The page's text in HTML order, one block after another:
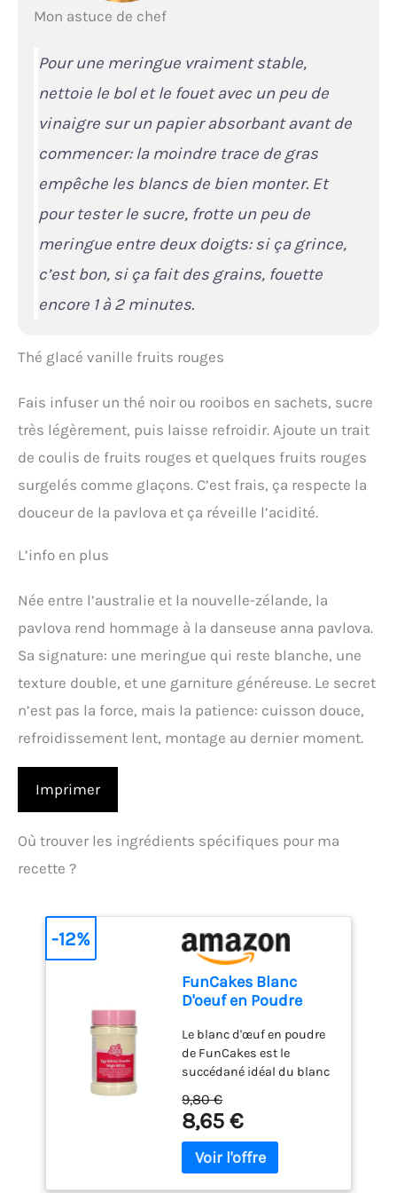
Mon astuce de chef
Pour une meringue vraiment stable,
nettoie le bol et le fouet avec un peu de
vinaigre sur un papier absorbant avant de
commencer: la moindre trace de gras
empêche les blancs de bien monter. Et
pour tester le sucre, frotte un peu de
meringue entre deux doigts: si ça grince,
c’est bon, si ça fait des grains, fouette
encore 1 à 2 minutes.
Thé glacé vanille fruits rouges
Fais infuser un thé noir ou rooibos en sachets, sucre
très légèrement, puis laisse refroidir. Ajoute un trait
de coulis de fruits rouges et quelques fruits rouges
surgelés comme glaçons. C’est frais, ça respecte la
douceur de la pavlova et ça réveille l’acidité.
L’info en plus
Née entre l’australie et la nouvelle-zélande, la
pavlova rend hommage à la danseuse anna pavlova.
Sa signature: une meringue qui reste blanche, une
texture double, et une garniture généreuse. Le secret
n’est pas la force, mais la patience: cuisson douce,
refroidissement lent, montage au dernier moment.
Imprimer
Où trouver les ingrédients spécifiques pour ma
recette ?
FunCakes Blanc
D'oeuf en Poudre
125 g: Remplace les
blancs d'œufs crus
dans toutes vos
recettes – Idéal pour
la préparation de
glaçage royal - 125
Grammes
Le blanc d'œuf en poudre
de FunCakes est le
succédané idéal du blanc
merveille à la préparation
du glaçage royal. Il suffit
de mélanger 10 g de blanc
d'œuf en poudre avec 60
9,80 €
8,65 €
-12%